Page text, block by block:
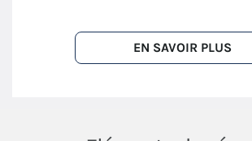
EN SAVOIR PLUS